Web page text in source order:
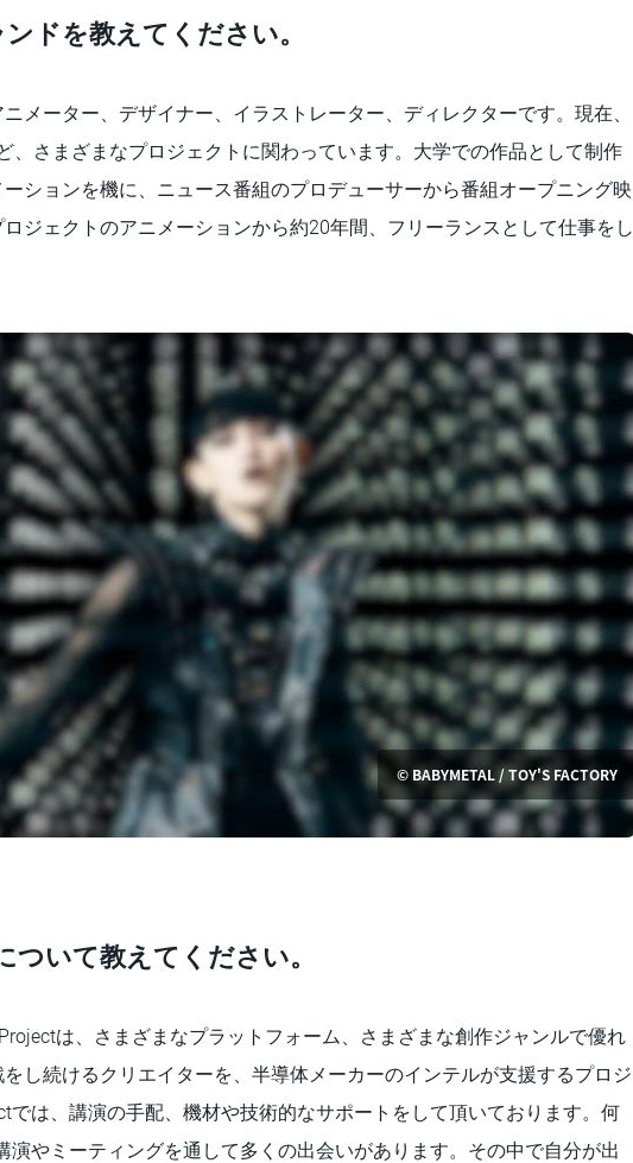
ドを教えてください。
メーター、デザイナー、イラストレーター、ディレクターです。現在、
、さまざまなプロジェクトに関わっています。大学での作品として制作
ションを機に、ニュース番組のプロデューサーから番組オープニング映
ジェクトのアニメーションから約20年間、フリーランスとして仕事をし
© BABYMETAL / TOY'S FACTORY
いて教えてください。
は、さまざまなプラットフォーム、さまざまな創作ジャンルで優れ
し続けるクリエイターを、半導体メーカーのインテルが支援するプロジ
では、講演の手配、機材や技術的なサポートをして頂いております。何
演やミーティングを通して多くの出会いがあります。その中で自分が出